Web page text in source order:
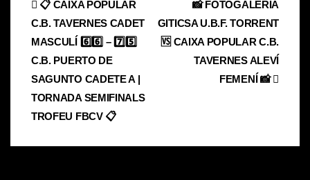
Navegación
de
entradas
📸 FOTOGALERIA
GITICSA U.B.F. TORRENT
🆚 CAIXA POPULAR C.B.
TAVERNES ALEVÍ
FEMENÍ 📸
📋 CAIXA POPULAR
C.B. TAVERNES CADET
MASCULÍ 6️⃣6️⃣ – 7️⃣5️⃣
C.B. PUERTO DE
SAGUNTO CADETE A |
TORNADA SEMIFINALS
TROFEU FBCV 📋